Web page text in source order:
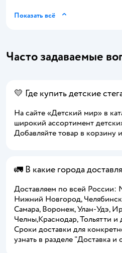
Показать всё
Часто задаваемые
💛 Где купить детские
На сайте «Детский мир» в
широкий ассортимент
Добавляйте товар в корзину
🚛 В какие города
Доставляем по всей России:
Нижний Новгород,
Самара, Воронеж, Улан-Удэ,
Челны,Краснодар, Тольятти и
Сроки доставки для
узнать в разделе "Доставка и